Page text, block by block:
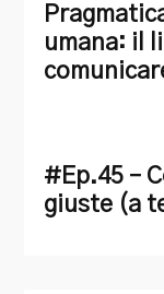
umana: il
#Ep.45 –
giuste (a